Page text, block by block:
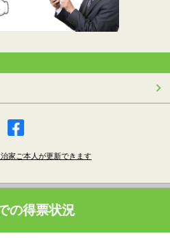
家ご本人が更新できます
の得票状況